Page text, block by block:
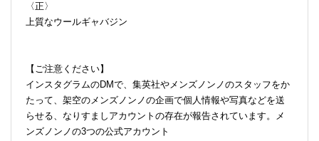
〈正〉
上質なウールギャバジン
【ご注意ください】
インスタグラムのDMで、集英社やメンズノンノのスタッフをか
たって、架空のメンズノンノの企画で個人情報や写真などを送
らせる、なりすましアカウントの存在が報告されています。メ
ンズノンノの3つの公式アカウント